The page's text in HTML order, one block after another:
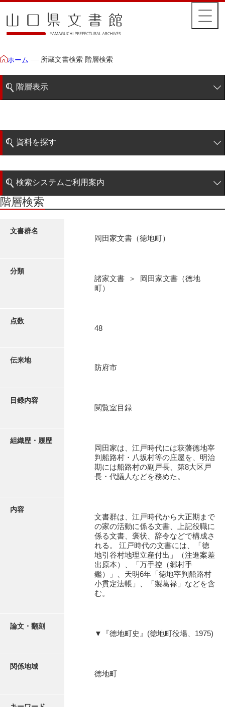
ホーム 所蔵文書検索 階層検索
階層表示
藩政文書
特定歴史公文書
諸家文書
阿武家文書（山口市）
阿武孝太郎文書
飯田家文書（福岡県）
資料を探す
階層検索
検索システムご利用案内
検索システムの利用について
更新履歴
階層検索
文書群名
岡田家文書（徳地町）
分類
諸家文書 ＞ 岡田家文書（徳地
町）
点数
48
伝来地
防府市
目録内容
閲覧室目録
組織歴・履歴
岡田家は、江戸時代には萩藩徳地宰
判船路村・八坂村等の庄屋を、明治
期には船路村の副戸長、第8大区戸
長・代議人などを務めた。
内容
文書群は、江戸時代から大正期まで
の家の活動に係る文書、上記役職に
係る文書、褒状、辞令などで構成さ
れる。 江戸時代の文書には、「徳
地引谷村地理立産付出」（注進案差
出原本）、「万手控（郷村手
鑑）」、天明6年「徳地宰判船路村
小貫定法帳」、「製葛禄」などを含
む。
論文・翻刻
▼『徳地町史』(徳地町役場、1975)
関係地域
徳地町